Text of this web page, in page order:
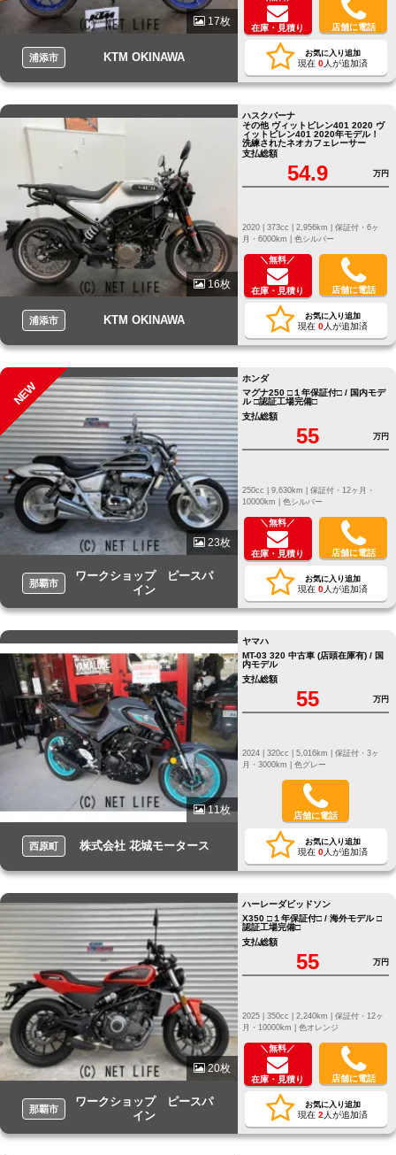
17枚
浦添市 KTM OKINAWA
在庫・見積り 店舗に電話
お気に入り追加
現在 0人が追加済
16枚
浦添市 KTM OKINAWA
ハスクバーナ
その他 ヴィットピレン401 2020 ヴ
ィットピレン401 2020年モデル！
洗練されたネオカフェレーサー
支払総額
54.9 万円
保証付・6ヶ
月・6000km | 色シルバー
＼無料／
在庫・見積り 店舗に電話
お気に入り追加
現在 0人が追加済
NEW
23枚
那覇市
ワークショップ ピースパ
イン
ホンダ
マグナ250 □１年保証付□ / 国内モデ
ル □認証工場完備□
支払総額
55 万円
保証付・12ヶ月・
10000km | 色シルバー
＼無料／
在庫・見積り 店舗に電話
お気に入り追加
現在 0人が追加済
11枚
西原町 株式会社 花城モータース
ヤマハ
MT-03 320 中古車 (店頭在庫有) / 国
内モデル
支払総額
55 万円
保証付・3ヶ
月・3000km | 色グレー
店舗に電話
お気に入り追加
現在 0人が追加済
20枚
那覇市
ワークショップ ピースパ
イン
ハーレーダビッドソン
X350 □１年保証付□ / 海外モデル □
認証工場完備□
支払総額
55 万円
保証付・12ヶ
月・10000km | 色オレンジ
＼無料／
在庫・見積り 店舗に電話
お気に入り追加
現在 2 人が追加済